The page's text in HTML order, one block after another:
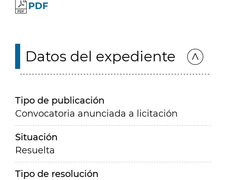
PDF
Datos del expediente
Tipo de publicación
Convocatoria anunciada a licitación
Situación
Resuelta
Tipo de resolución